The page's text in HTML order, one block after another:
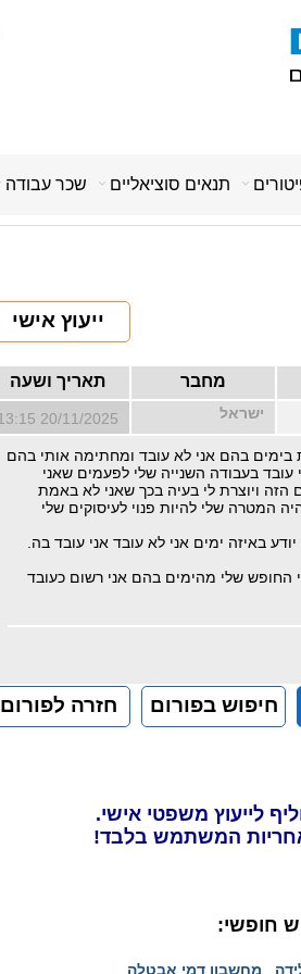
תנאים סוציאליים שכר עבודה
ייעוץ אישי
מחבר תאריך ושעה
ישראל 20/11/2025 13:15
בהם אני לא עובד ומחתימה אותי בהם
בעבודה השנייה שלי לפעמים שאני
הזה ויוצרת לי בעיה בכך שאני לא באמת
המטרה שלי להיות פנוי לעיסוקים שלי
באיזה ימים אני לא עובד אני עובד בה.
שלי מהימים בהם אני רשום כעובד
חזרה לפורום חיפוש בפורום
לייעוץ משפטי אישי.
המשתמש בלבד!
חופשי:
מחשבון דמי אבטלה